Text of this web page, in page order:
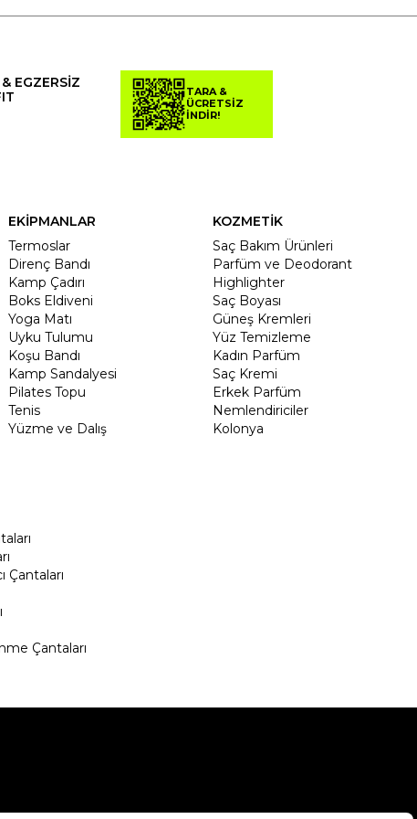
EGZERSİZ
TARA &
ÜCRETSİZ
İNDİR!
EKİPMANLAR
Termoslar
Direnç Bandı
Kamp Çadırı
Boks Eldiveni
Yoga Matı
Uyku Tulumu
Koşu Bandı
Kamp Sandalyesi
Pilates Topu
Tenis
Yüzme ve Dalış
KOZMETİK
Saç Bakım Ürünleri
Parfüm ve Deodorant
Highlighter
Saç Boyası
Güneş Kremleri
Yüz Temizleme
Kadın Parfüm
Saç Kremi
Erkek Parfüm
Nemlendiriciler
Kolonya
Çantaları
Çantaları